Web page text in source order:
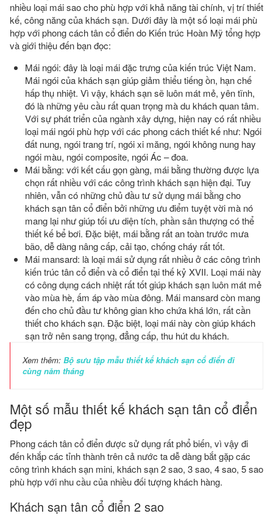
nhiều loại mái sao cho phù hợp với khả năng tài chính, vị trí thiết
kế, công năng của khách sạn. Dưới đây là một số loại mái phù
hợp với phong cách tân cổ điển do Kiến trúc Hoàn Mỹ tổng hợp
và giới thiệu đến bạn đọc:
Mái ngói: đây là loại mái đặc trưng của kiến trúc Việt Nam.
Mái ngói của khách sạn giúp giảm thiểu tiếng ồn, hạn chế
hấp thụ nhiệt. Vì vậy, khách sạn sẽ luôn mát mẻ, yên tĩnh,
đó là những yêu cầu rất quan trọng mà du khách quan tâm.
Với sự phát triển của ngành xây dựng, hiện nay có rất nhiều
loại mái ngói phù hợp với các phong cách thiết kế như: Ngói
đất nung, ngói trang trí, ngói xi măng, ngói không nung hay
ngói màu, ngói composite, ngói Ác – đoa.
Mái bằng: với kết cấu gọn gàng, mái bằng thường được lựa
chọn rất nhiều với các công trình khách sạn hiện đại. Tuy
nhiên, vẫn có những chủ đầu tư sử dụng mái bằng cho
khách sạn tân cổ điển bởi những ưu điểm tuyệt vời mà nó
mang lại như giúp tối ưu diện tích, phần sân thượng có thể
thiết kế bể bơi. Đặc biệt, mái bằng rất an toàn trước mưa
bão, dễ dàng nâng cấp, cải tạo, chống cháy rất tốt.
Mái mansard: là loại mái sử dụng rất nhiều ở các công trình
kiến trúc tân cổ điển và cổ điển tại thế kỷ XVII. Loại mái này
có công dụng cách nhiệt rất tốt giúp khách sạn luôn mát mẻ
vào mùa hè, ấm áp vào mùa đông. Mái mansard còn mang
đến cho chủ đầu tư không gian kho chứa khá lớn, rất cần
thiết cho khách sạn. Đặc biệt, loại mái này còn giúp khách
sạn trở nên sang trọng, đẳng cấp, thu hút du khách.
Xem thêm: Bộ sưu tập mẫu thiết kế khách sạn cổ điển đi
cùng năm tháng
Một số mẫu thiết kế khách sạn tân cổ điển
đẹp
Phong cách tân cổ điển được sử dụng rất phổ biến, vì vậy đi
đến khắp các tỉnh thành trên cả nước ta dễ dàng bắt gặp các
công trình khách sạn mini, khách sạn 2 sao, 3 sao, 4 sao, 5 sao
phù hợp với nhu cầu của nhiều đối tượng khách hàng.
Khách sạn tân cổ điển 2 sao